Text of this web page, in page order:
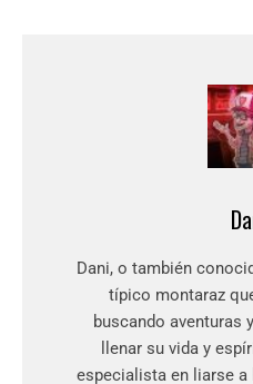
Dani, o también
típico montaraz
buscando aventuras
llenar su vida y
especialista en liarse